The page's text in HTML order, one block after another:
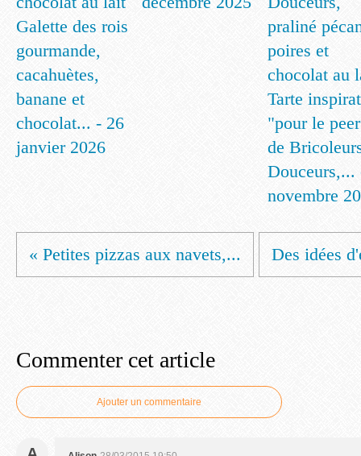
Galette des rois
gourmande,
cacahuètes,
banane et
chocolat... - 26
janvier 2026
Tarte
"pour le
de
Douceurs,...
novembre
« Petites pizzas aux navets,... Des idées
Commenter cet article
Ajouter un commentaire